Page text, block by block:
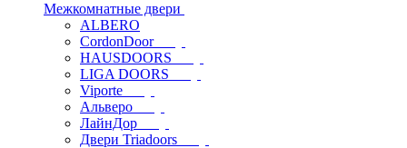
Межкомнатные двери
ALBERO
CordonDoor
HAUSDOORS
LIGA DOORS
Viporte
Альверо
ЛайнДор
Двери Triadoors